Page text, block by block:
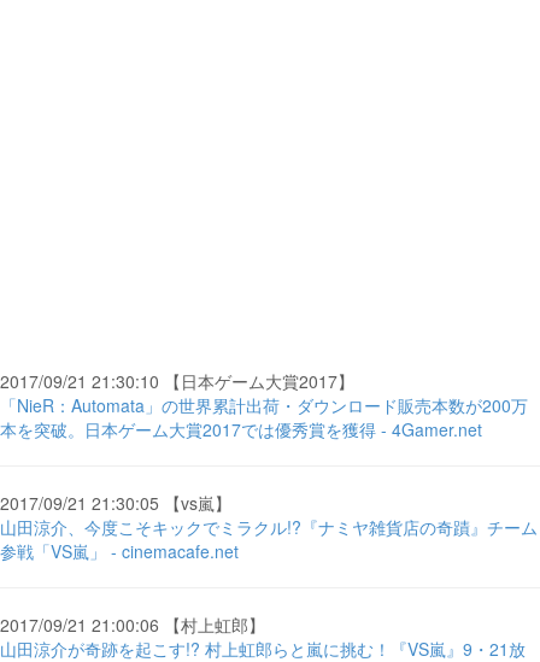
2017/09/21 21:30:10 【日本ゲーム大賞2017】
「NieR：Automata」の世界累計出荷・ダウンロード販売本数が200万
本を突破。日本ゲーム大賞2017では優秀賞を獲得 - 4Gamer.net
2017/09/21 21:30:05 【vs嵐】
山田涼介、今度こそキックでミラクル!?『ナミヤ雑貨店の奇蹟』チーム
参戦「VS嵐」 - cinemacafe.net
2017/09/21 21:00:06 【村上虹郎】
山田涼介が奇跡を起こす!? 村上虹郎らと嵐に挑む！『VS嵐』9・21放